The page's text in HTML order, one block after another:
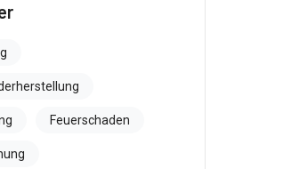
Feuerschaden